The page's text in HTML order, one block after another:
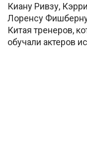
Киану Ривзу,
Лоренсу
Китая тренеров,
обучали актеров